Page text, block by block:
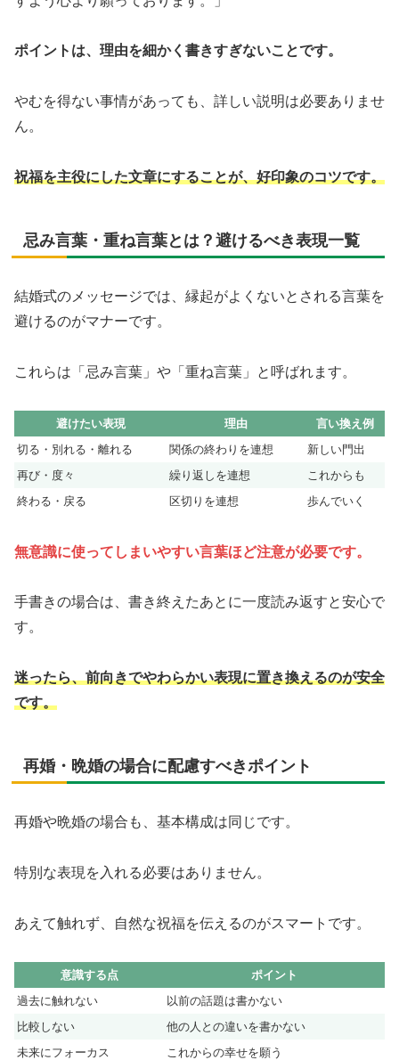
ポイントは、理由を細かく書きすぎないことです。
やむを得ない事情があっても、詳しい説明は必要ありませ
ん。
祝福を主役にした文章にすることが、好印象のコツです。
忌み言葉・重ね言葉とは？避けるべき表現一覧
結婚式のメッセージでは、縁起がよくないとされる言葉を
避けるのがマナーです。
これらは「忌み言葉」や「重ね言葉」と呼ばれます。
避けたい表現 理由
言い換え例
切る・別れる・離れる
関係の終わりを連想
新しい門出
再び・度々
繰り返しを連想
これからも
終わる・戻る
区切りを連想 歩んでいく
無意識に使ってしまいやすい言葉ほど注意が必要です。
手書きの場合は、書き終えたあとに一度読み返すと安心で
す。
迷ったら、前向きでやわらかい表現に置き換えるのが安全
です。
再婚・晩婚の場合に配慮すべきポイント
再婚や晩婚の場合も、基本構成は同じです。
特別な表現を入れる必要はありません。
あえて触れず、自然な祝福を伝えるのがスマートです。
意識する点
ポイント
過去に触れない
以前の話題は書かない
比較しない
他の人との違いを書かない
未来にフォーカス
これからの幸せを願う